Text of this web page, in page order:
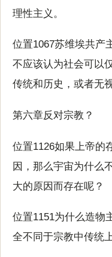
理性主义。
位置1067苏维埃共产
不应该认为社会可以
传统和历史，或者无
第六章反对宗教？
位置1126如果上帝的
因，那么宇宙为什么
大的原因而存在呢？
位置1151为什么造物
全不同于宗教中传统